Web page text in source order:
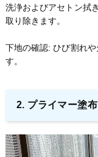
洗浄およびアセトン拭
取り除きます。
下地の確認: ひび割れ
す。
2. プライマー塗布